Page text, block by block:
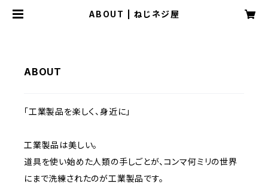
ABOUT | ねじネジ屋
ABOUT
「工業製品を楽しく、身近に」
工業製品は美しい。
道具を使い始めた人類の手しごとが、コンマ何ミリの世界
にまで洗練されたのが工業製品です。